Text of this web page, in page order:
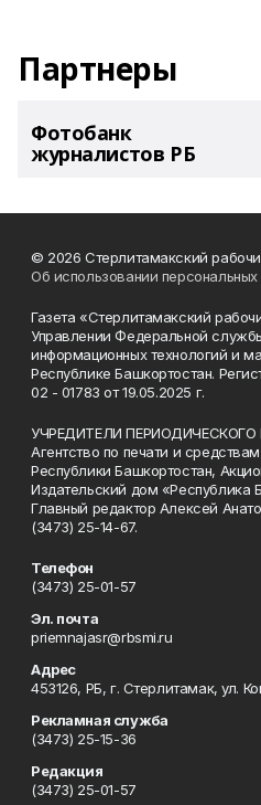
Партнеры
Фотобанк
журналистов РБ
© 2026 Стерлитамакский
Об использовании персональных
Газета «Стерлитамакский
Управлении Федеральной
информационных технологий и
Республике Башкортостан.
02 - 01783 от 19.05.2025 г.
УЧРЕДИТЕЛИ
Агентство по печати и
Республики Башкортостан,
Издательский дом «Республика
Главный редактор Алексей
(3473) 25-14-67.
Телефон
(3473) 25-01-57
Эл. почта
priemnajasr@rbsmi.ru
Адрес
453126, РБ, г. Стерлитамак, ул.
Рекламная служба
(3473) 25-15-36
Редакция
(3473) 25-01-57